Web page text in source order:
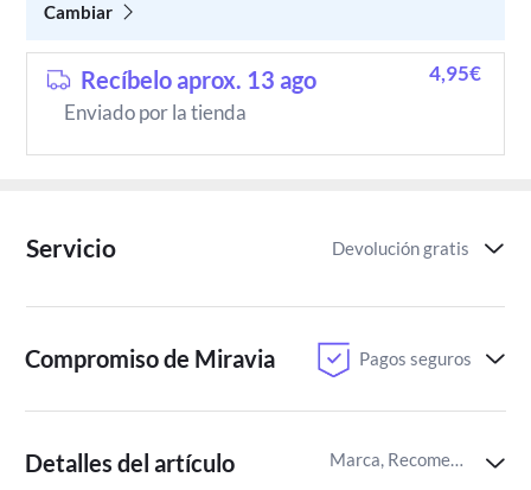
Cambiar
Recíbelo aprox. 13 ago
4,95€
Enviado por la tienda
Servicio Devolución gratis
Compromiso de Miravia Pagos seguros
Detalles del artículo Marca, Recomendación por edades para juegos,Material